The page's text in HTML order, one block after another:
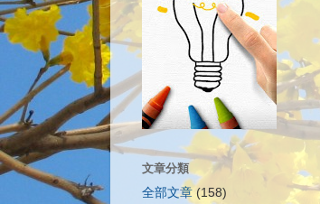
文章分類
全部文章 (158)